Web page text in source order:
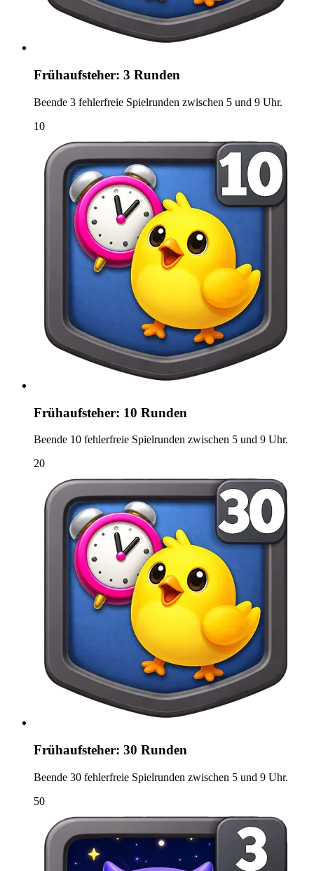
Frühaufsteher: 3 Runden
Beende 3 fehlerfreie Spielrunden zwischen 5 und 9 Uhr.
10
Frühaufsteher: 10 Runden
Beende 10 fehlerfreie Spielrunden zwischen 5 und 9 Uhr.
20
Frühaufsteher: 30 Runden
Beende 30 fehlerfreie Spielrunden zwischen 5 und 9 Uhr.
50